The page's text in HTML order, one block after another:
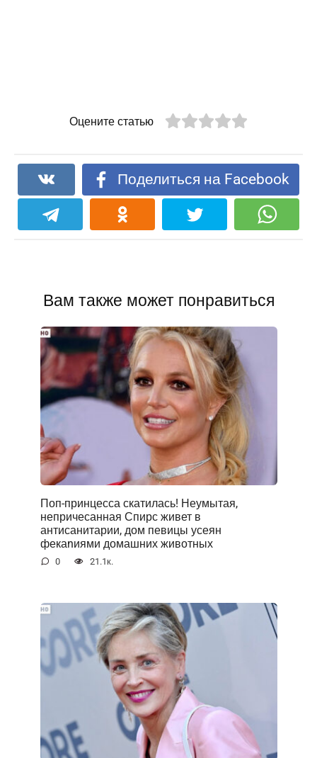
Оцените статью
Поделиться на Facebook
Вам также может понравиться
Поп-принцесса скатилась! Неумытая,
непричесанная Спирс живет в
антисанитарии, дом певицы усеян
фекаnиями домашних животных
0 21.1к.